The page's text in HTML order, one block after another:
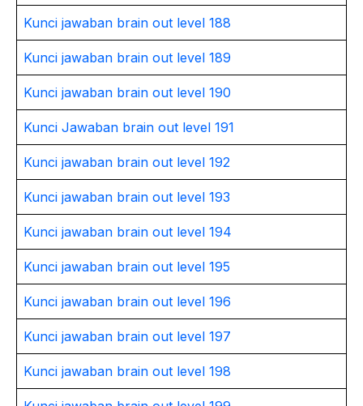
Kunci jawaban brain out level 188
Kunci jawaban brain out level 189
Kunci jawaban brain out level 190
Kunci Jawaban brain out level 191
Kunci jawaban brain out level 192
Kunci jawaban brain out level 193
Kunci jawaban brain out level 194
Kunci jawaban brain out level 195
Kunci jawaban brain out level 196
Kunci jawaban brain out level 197
Kunci jawaban brain out level 198